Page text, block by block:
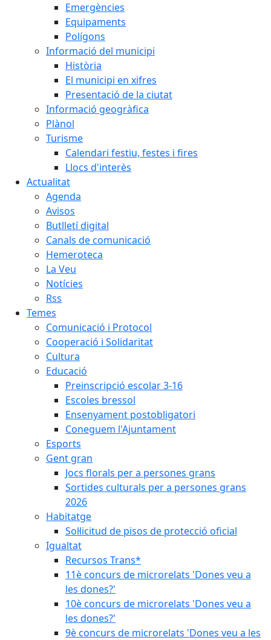
Emergències
Equipaments
Polígons
Informació del municipi
Història
El municipi en xifres
Presentació de la ciutat
Informació geogràfica
Plànol
Turisme
Calendari festiu, festes i fires
Llocs d'interès
Actualitat
Agenda
Avisos
Butlletí digital
Canals de comunicació
Hemeroteca
La Veu
Notícies
Rss
Temes
Comunicació i Protocol
Cooperació i Solidaritat
Cultura
Educació
Preinscripció escolar 3-16
Escoles bressol
Ensenyament postobligatori
Coneguem l'Ajuntament
Esports
Gent gran
Jocs florals per a persones grans
Sortides culturals per a persones grans
2026
Habitatge
Sol·licitud de pisos de protecció oficial
Igualtat
Recursos Trans*
11è concurs de microrelats 'Dones veu a
les dones?'
10è concurs de microrelats 'Dones veu a
les dones?'
9è concurs de microrelats 'Dones veu a les